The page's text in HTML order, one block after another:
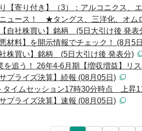
【寄り付き】（3）：アルコニクス、
ュース！ ★タングス、三洋化、オム
自社株買い】銘柄 (5日大引け後 発表
悪材料】を開示情報でチェック！ (8月5
株買い】銘柄 (5日大引け後 発表分)
を追う！ 26年4-6月期【増収増益】リ
プライズ決算】続報 (08月05日)
タイムセッション17時30分時点 上昇
プライズ決算】速報 (08月05日)